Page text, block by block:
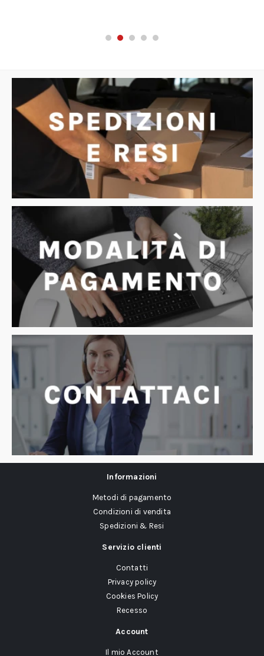
Informazioni
Metodi di pagamento
Condizioni di vendita
Spedizioni & Resi
Servizio clienti
Contatti
Privacy policy
Cookies Policy
Recesso
Account
Il mio Account